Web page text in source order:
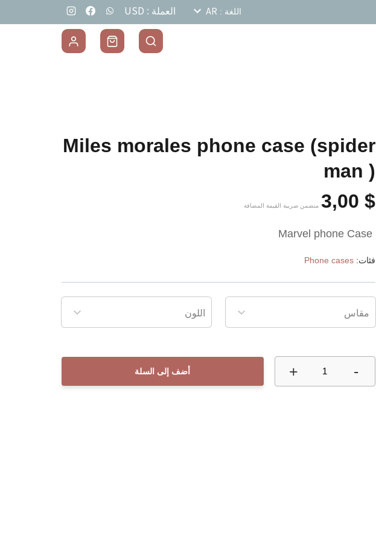
اللغة :
AR العملة :
USD
Miles morales phone case (spider
man )
$
3,00 متضمن ضريبة القيمة المضافة
فئات: Phone cases
مقاس اللون
-
1
+ أضف إلى السلة